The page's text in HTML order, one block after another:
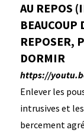
AU REPOS
BEAUCOUP
REPOSER,
DORMIR
https://
Enlever les
intrusives et
bercement